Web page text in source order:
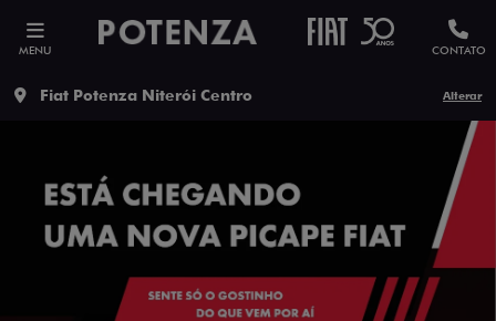
MENU CONTATO
Fiat Potenza Niterói Centro Alterar